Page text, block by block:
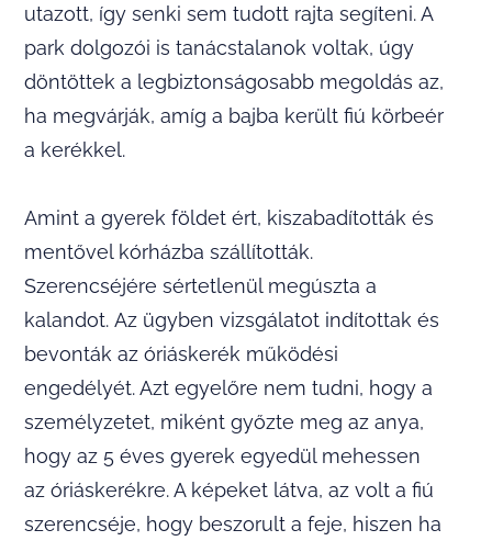
utazott, így senki sem tudott rajta segíteni. A
park dolgozói is tanácstalanok voltak, úgy
döntöttek a legbiztonságosabb megoldás az,
ha megvárják, amíg a bajba került fiú körbeér
a kerékkel.
Amint a gyerek földet ért, kiszabadították és
mentővel kórházba szállították.
Szerencséjére sértetlenül megúszta a
kalandot. Az ügyben vizsgálatot indítottak és
bevonták az óriáskerék működési
engedélyét. Azt egyelőre nem tudni, hogy a
személyzetet, miként győzte meg az anya,
hogy az 5 éves gyerek egyedül mehessen
az óriáskerékre. A képeket látva, az volt a fiú
szerencséje, hogy beszorult a feje, hiszen ha